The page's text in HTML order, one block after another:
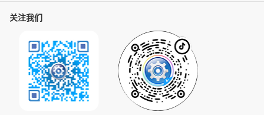
百页窗
数据救星
人生日历
公司动态
发展历程
支持中心
ZOL下载
华军软件园
系统之家
下载之家
关注我们